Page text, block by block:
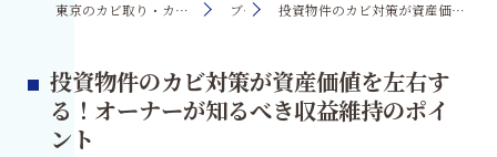
東京のカビ取り・カビ対策ならMIST工法®カビ取リフォーム ブログ 投資物件のカビ対策が資産価値を左右する！オーナーが知るべき収益維持のポイント
投資物件のカビ対策が資産価値を左右す
る！オーナーが知るべき収益維持のポイ
ント